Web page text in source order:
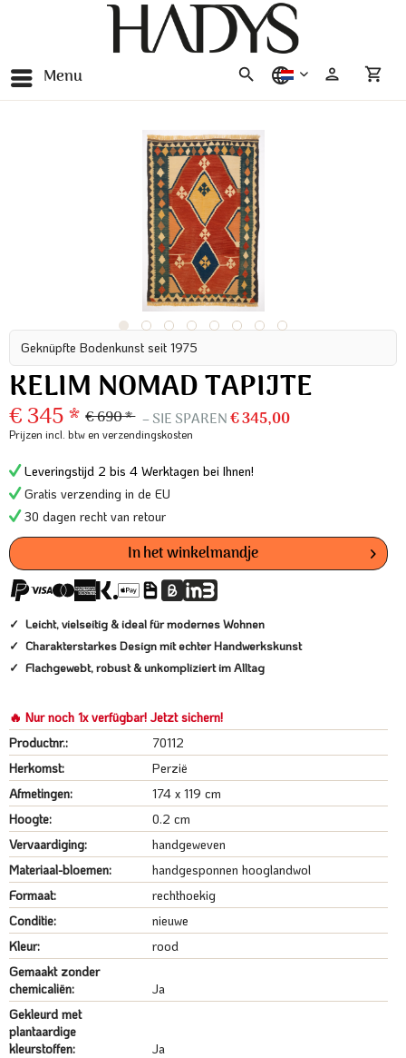
Menu nederlands
Geknüpfte Bodenkunst seit 1975
KELIM NOMAD TAPIJTE
€ 345 * € 690 * – SIE SPAREN€ 345,00
Prijzen incl. btwen verzendingskosten
Leveringstijd 2 bis 4 Werktagen bei Ihnen!
Gratis verzending in de EU
30 dagen recht van retour
In het winkelmandje
Leicht, vielseitig & ideal für modernes Wohnen
Charakterstarkes Design mit echter Handwerkskunst
Flachgewebt, robust & unkompliziert im Alltag
🔥 Nur noch 1x verfügbar! Jetzt sichern!
Productnr.:
70112
Herkomst:
Perzië
Afmetingen:
174 x 119 cm
Hoogte:
0.2 cm
Vervaardiging:
handgeweven
Materiaal-bloemen:
handgesponnen hooglandwol
Formaat:
rechthoekig
Conditie:
nieuwe
Kleur:
rood
Gemaakt zonder
chemicaliën:
Ja
Gekleurd met
plantaardige
kleurstoffen:
Ja